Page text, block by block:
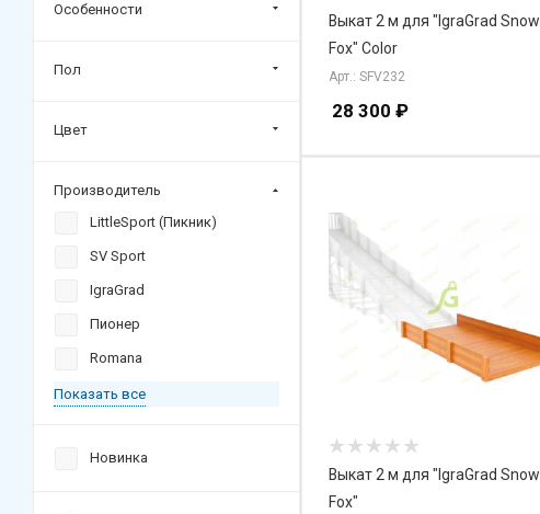
Выкат 2 м для "IgraGrad Snow
Fox" Color
Арт.: SFV232
28 300 ₽
Выкат 2 м для "IgraGrad Snow
Fox"
Особенности
Пол
Цвет
Производитель
LittleSport (Пикник)
SV Sport
IgraGrad
Пионер
Romana
Показать все
Новинка